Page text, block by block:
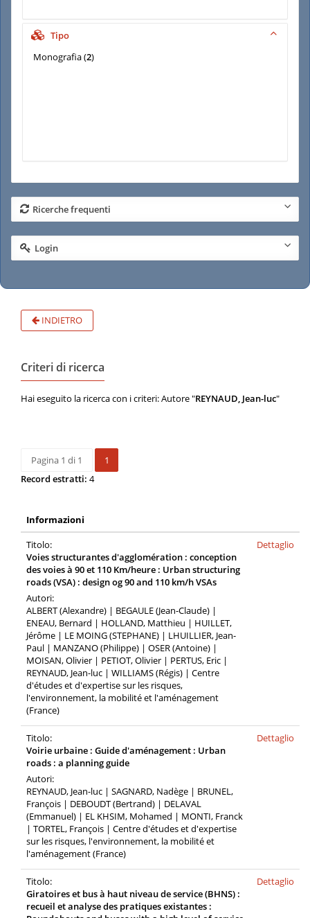
Tipo
Monografia(2)
Ricerche frequenti
Login
INDIETRO
Criteri di ricerca
Hai eseguito la ricerca con i criteri: Autore "REYNAUD, Jean-luc"
Pagina 1 di 1
1
Record estratti: 4
Informazioni
Titolo:
Voies structurantes d'agglomération : conception
des voies à 90 et 110 Km/heure : Urban structuring
roads (VSA) : design og 90 and 110 km/h VSAs
Autori:
ALBERT (Alexandre) | BEGAULE (Jean-Claude) |
ENEAU, Bernard | HOLLAND, Matthieu | HUILLET,
Jérôme | LE MOING (STEPHANE) | LHUILLIER, Jean-
Paul | MANZANO (Philippe) | OSER (Antoine) |
MOISAN, Olivier | PETIOT, Olivier | PERTUS, Eric |
REYNAUD, Jean-luc | WILLIAMS (Régis) | Centre
d'études et d'expertise sur les risques,
l'environnement, la mobilité et l'aménagement
(France)
Dettaglio
Titolo:
Voirie urbaine : Guide d'aménagement : Urban
roads : a planning guide
Autori:
REYNAUD, Jean-luc | SAGNARD, Nadège | BRUNEL,
François | DEBOUDT (Bertrand) | DELAVAL
(Emmanuel) | EL KHSIM, Mohamed | MONTI, Franck
| TORTEL, François | Centre d'études et d'expertise
sur les risques, l'environnement, la mobilité et
l'aménagement (France)
Dettaglio
Titolo:
Giratoires et bus à haut niveau de service (BHNS) :
recueil et analyse des pratiques existantes :
Dettaglio